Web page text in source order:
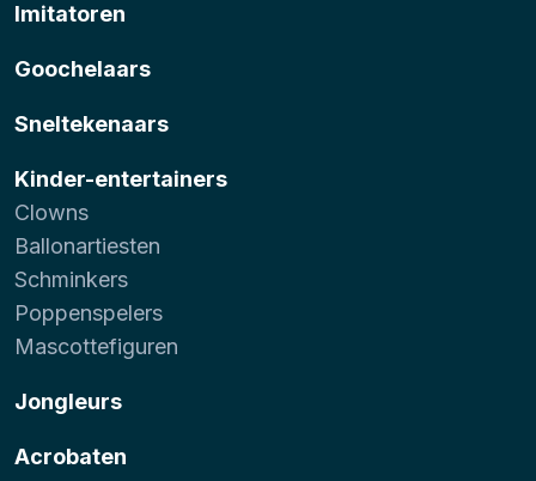
Imitatoren
Goochelaars
Sneltekenaars
Kinder-entertainers
Clowns
Ballonartiesten
Schminkers
Poppenspelers
Mascottefiguren
Jongleurs
Acrobaten